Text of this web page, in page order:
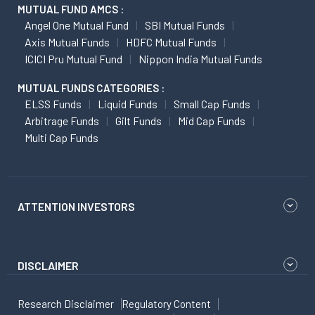
MUTUAL FUND AMCS :
Angel One Mutual Fund
SBI Mutual Funds
Axis Mutual Funds
HDFC Mutual Funds
ICICI Pru Mutual Fund
Nippon India Mutual Funds
MUTUAL FUNDS CATEGORIES :
ELSS Funds Liquid Funds
Small Cap Funds
Arbitrage Funds
Gilt Funds
Mid Cap Funds
Multi Cap Funds
ATTENTION INVESTORS
DISCLAIMER
Research Disclaimer
Regulatory Content